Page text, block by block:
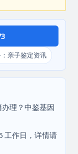
亲子鉴定资讯
理？中鉴基因
工作日，详情请